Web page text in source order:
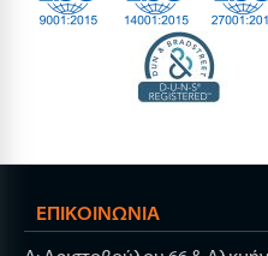
ΕΠΙΚΟΙΝΩΝΊΑ